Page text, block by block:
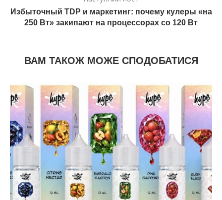
Избыточный TDP и маркетинг: почему кулеры «на
250 Вт» закипают на процессорах со 120 Вт
ВАМ ТАКОЖ МОЖЕ СПОДОБАТИСЯ